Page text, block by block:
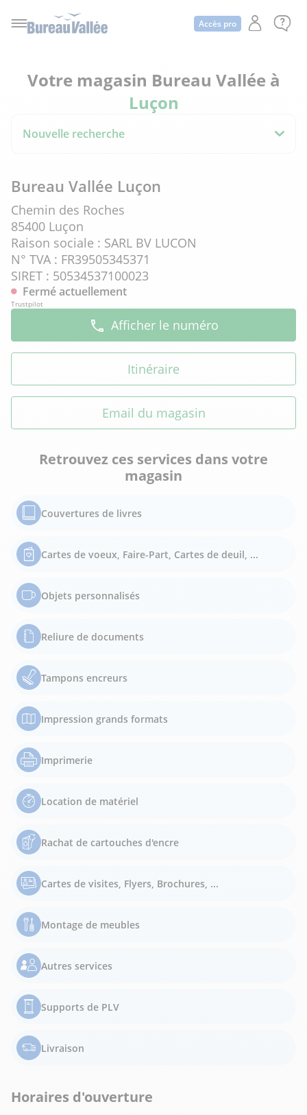
Accès pro
Votre magasin Bureau Vallée à
Luçon
Nouvelle recherche
Bureau Vallée Luçon
Chemin des Roches
85400 Luçon
Raison sociale : SARL BV LUCON
N° TVA : FR39505345371
SIRET : 50534537100023
Fermé actuellement
Trustpilot
Afficher le numéro
Itinéraire
Email du magasin
Retrouvez ces services dans votre
magasin
Couvertures de livres
Cartes de voeux, Faire-Part, Cartes de deuil, ...
Objets personnalisés
Reliure de documents
Tampons encreurs
Impression grands formats
Imprimerie
Location de matériel
Rachat de cartouches d'encre
Cartes de visites, Flyers, Brochures, ...
Montage de meubles
Autres services
Supports de PLV
Livraison
Horaires d'ouverture